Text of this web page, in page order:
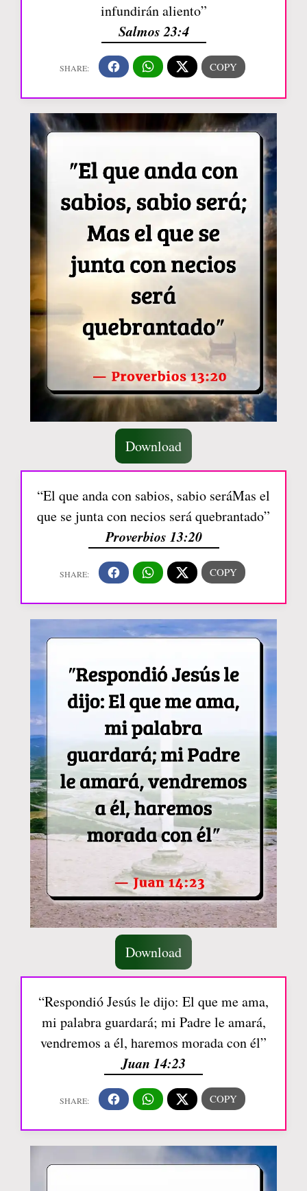
infundirán aliento”
Salmos 23:4
Download
“El que anda con sabios, sabio seráMas el
que se junta con necios será quebrantado”
Proverbios 13:20
Download
“Respondió Jesús le dijo: El que me ama,
mi palabra guardará; mi Padre le amará,
vendremos a él, haremos morada con él”
Juan 14:23